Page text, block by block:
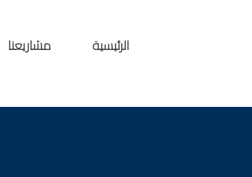
الرئيسية مشاريعنا